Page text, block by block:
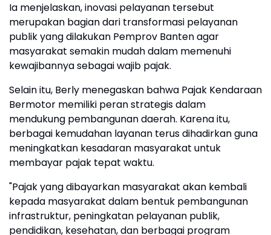
Ia menjelaskan, inovasi pelayanan tersebut
merupakan bagian dari transformasi pelayanan
publik yang dilakukan Pemprov Banten agar
masyarakat semakin mudah dalam memenuhi
kewajibannya sebagai wajib pajak.
Selain itu, Berly menegaskan bahwa Pajak Kendaraan
Bermotor memiliki peran strategis dalam
mendukung pembangunan daerah. Karena itu,
berbagai kemudahan layanan terus dihadirkan guna
meningkatkan kesadaran masyarakat untuk
membayar pajak tepat waktu.
"Pajak yang dibayarkan masyarakat akan kembali
kepada masyarakat dalam bentuk pembangunan
infrastruktur, peningkatan pelayanan publik,
pendidikan, kesehatan, dan berbagai program